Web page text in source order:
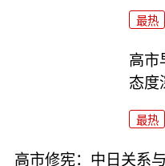
最热
高市
态度
最热
高市修宪：中日关系